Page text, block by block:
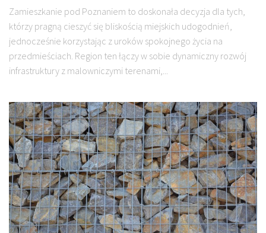
Zamieszkanie pod Poznaniem to doskonała decyzja dla tych,
którzy pragną cieszyć się bliskością miejskich udogodnień,
jednocześnie korzystając z uroków spokojnego życia na
przedmieściach. Region ten łączy w sobie dynamiczny rozwój
infrastruktury z malowniczymi terenami,...